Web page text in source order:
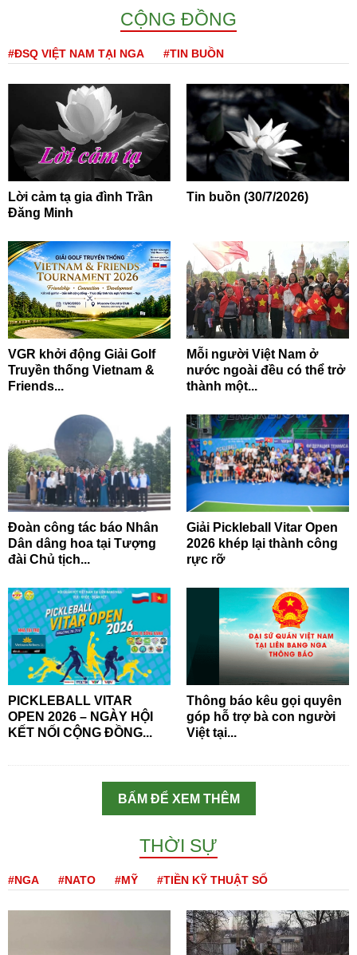
CỘNG ĐỒNG
#ĐSQ VIỆT NAM TẠI NGA #TIN BUỒN
Lời cảm tạ gia đình Trần
Đăng Minh
Tin buồn (30/7/2026)
VGR khởi động Giải Golf
Truyền thống Vietnam &
Friends...
Mỗi người Việt Nam ở
nước ngoài đều có thể trở
thành một...
Đoàn công tác báo Nhân
Dân dâng hoa tại Tượng
đài Chủ tịch...
Giải Pickleball Vitar Open
2026 khép lại thành công
rực rỡ
PICKLEBALL VITAR
OPEN 2026 – NGÀY HỘI
KẾT NỐI CỘNG ĐỒNG...
Thông báo kêu gọi quyên
góp hỗ trợ bà con người
Việt tại...
BẤM ĐỂ XEM THÊM
THỜI SỰ
#NGA #NATO #MỸ #TIỀN KỸ THUẬT SỐ